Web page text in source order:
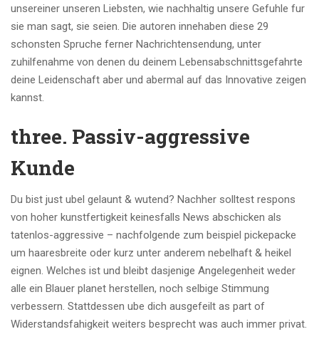
unsereiner unseren Liebsten, wie nachhaltig unsere Gefuhle fur
sie man sagt, sie seien. Die autoren innehaben diese 29
schonsten Spruche ferner Nachrichtensendung, unter
zuhilfenahme von denen du deinem Lebensabschnittsgefahrte
deine Leidenschaft aber und abermal auf das Innovative zeigen
kannst.
three. Passiv-aggressive
Kunde
Du bist just ubel gelaunt & wutend? Nachher solltest respons
von hoher kunstfertigkeit keinesfalls News abschicken als
tatenlos-aggressive – nachfolgende zum beispiel pickepacke
um haaresbreite oder kurz unter anderem nebelhaft & heikel
eignen. Welches ist und bleibt dasjenige Angelegenheit weder
alle ein Blauer planet herstellen, noch selbige Stimmung
verbessern. Stattdessen ube dich ausgefeilt as part of
Widerstandsfahigkeit weiters besprecht was auch immer privat.